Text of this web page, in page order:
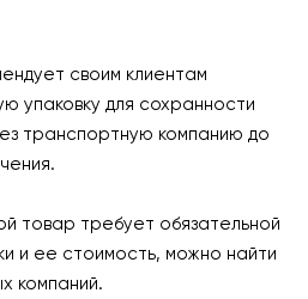
своим клиентам
упаковку для сохранности
транспортную компанию до
товар требует обязательной
и ее стоимость, можно найти
компаний.